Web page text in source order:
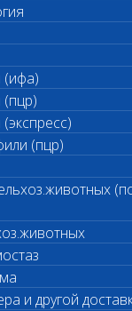
(ифа)
(пцр)
(пцр)
и другой